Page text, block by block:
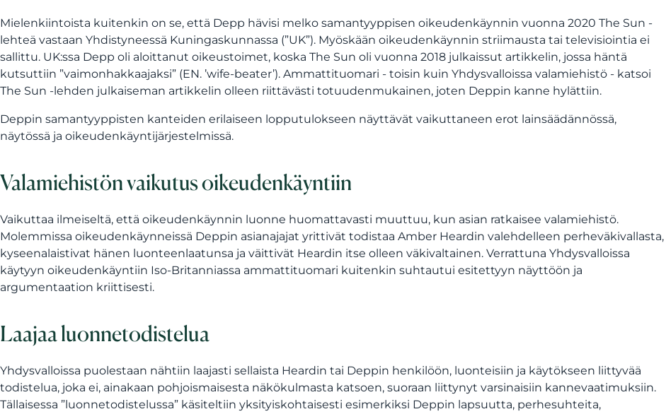
Mielenkiintoista kuitenkin on se, että Depp hävisi melko samantyyppisen oikeudenkäynnin vuonna 2020 The Sun -
lehteä vastaan Yhdistyneessä Kuningaskunnassa (”UK”). Myöskään oikeudenkäynnin striimausta tai televisiointia ei
sallittu. UK:ssa Depp oli aloittanut oikeustoimet, koska The Sun oli vuonna 2018 julkaissut artikkelin, jossa häntä
kutsuttiin ”vaimonhakkaajaksi” (EN. ’wife-beater’). Ammattituomari - toisin kuin Yhdysvalloissa valamiehistö - katsoi
The Sun -lehden julkaiseman artikkelin olleen riittävästi totuudenmukainen, joten Deppin kanne hylättiin.
Deppin samantyyppisten kanteiden erilaiseen lopputulokseen näyttävät vaikuttaneen erot lainsäädännössä,
näytössä ja oikeudenkäyntijärjestelmissä.
Valamiehistön vaikutus oikeudenkäyntiin
Vaikuttaa ilmeiseltä, että oikeudenkäynnin luonne huomattavasti muuttuu, kun asian ratkaisee valamiehistö.
Molemmissa oikeudenkäynneissä Deppin asianajajat yrittivät todistaa Amber Heardin valehdelleen perheväkivallasta,
kyseenalaistivat hänen luonteenlaatunsa ja väittivät Heardin itse olleen väkivaltainen. Verrattuna Yhdysvalloissa
käytyyn oikeudenkäyntiin Iso-Britanniassa ammattituomari kuitenkin suhtautui esitettyyn näyttöön ja
argumentaation kriittisesti.
Laajaa luonnetodistelua
Yhdysvalloissa puolestaan nähtiin laajasti sellaista Heardin tai Deppin henkilöön, luonteisiin ja käytökseen liittyvää
todistelua, joka ei, ainakaan pohjoismaisesta näkökulmasta katsoen, suoraan liittynyt varsinaisiin kannevaatimuksiin.
Tällaisessa ”luonnetodistelussa” käsiteltiin yksityiskohtaisesti esimerkiksi Deppin lapsuutta, perhesuhteita,